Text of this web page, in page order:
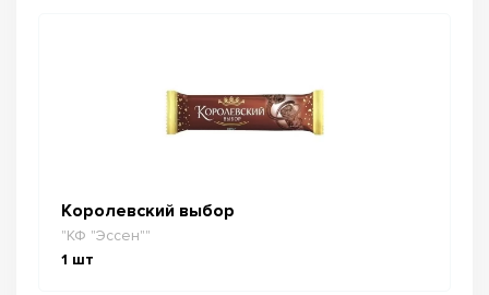
Королевский выбор
"КФ "Эссен""
1 шт